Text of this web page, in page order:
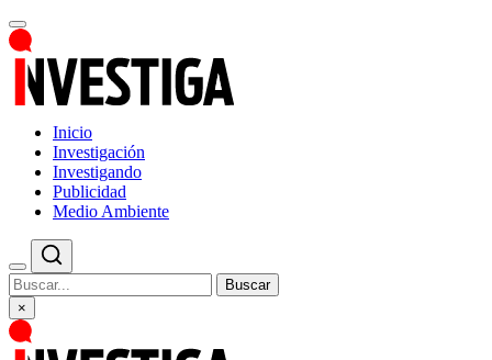
Inicio
Investigación
Investigando
Publicidad
Medio Ambiente
Buscar
×